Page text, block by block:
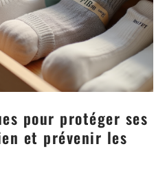
pour protéger ses
et prévenir les